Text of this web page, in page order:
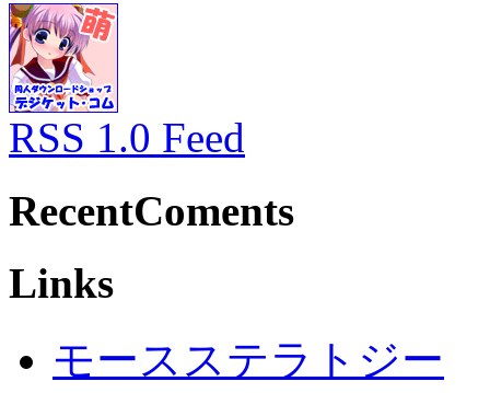
RSS 1.0 Feed
RecentComents
Links
モースステラトジー